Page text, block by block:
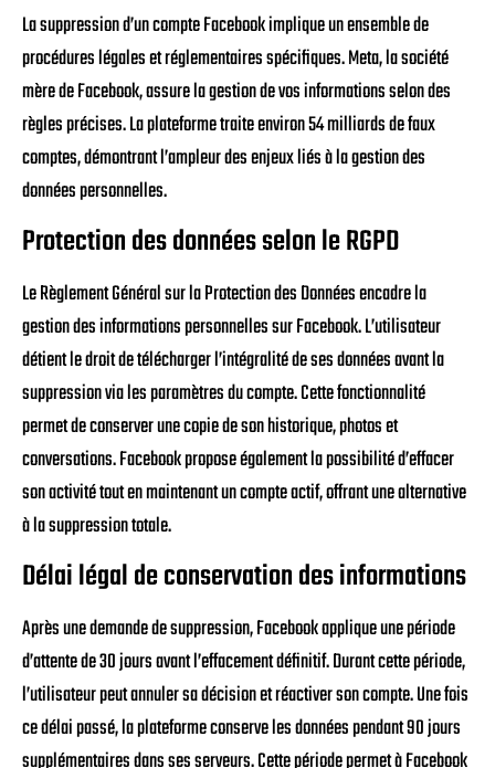
La suppression d’un compte Facebook implique un ensemble de
procédures légales et réglementaires spécifiques. Meta, la société
mère de Facebook, assure la gestion de vos informations selon des
règles précises. La plateforme traite environ 54 milliards de faux
comptes, démontrant l’ampleur des enjeux liés à la gestion des
données personnelles.
Protection des données selon le RGPD
Le Règlement Général sur la Protection des Données encadre la
gestion des informations personnelles sur Facebook. L’utilisateur
détient le droit de télécharger l’intégralité de ses données avant la
suppression via les paramètres du compte. Cette fonctionnalité
permet de conserver une copie de son historique, photos et
conversations. Facebook propose également la possibilité d’effacer
son activité tout en maintenant un compte actif, offrant une alternative
à la suppression totale.
Délai légal de conservation des informations
Après une demande de suppression, Facebook applique une période
d’attente de 30 jours avant l’effacement définitif. Durant cette période,
l’utilisateur peut annuler sa décision et réactiver son compte. Une fois
ce délai passé, la plateforme conserve les données pendant 90 jours